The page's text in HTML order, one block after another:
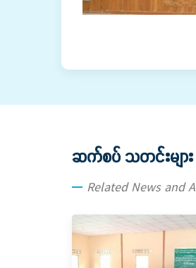
ဆက်စပ် သတင်းများ
Related News and